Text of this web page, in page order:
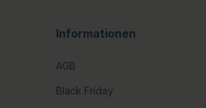
Informationen
AGB
Black Friday